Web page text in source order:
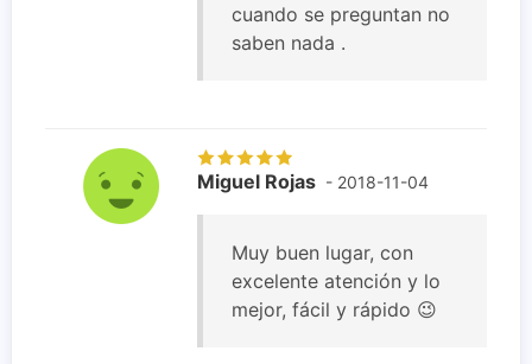
cuando se preguntan no
saben nada .
Miguel Rojas - 2018-11-04
Muy buen lugar, con
excelente atención y lo
mejor, fácil y rápido 😉